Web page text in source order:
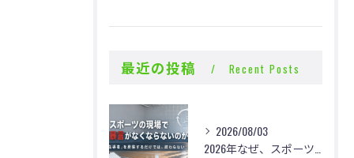
最近の投稿 Recent Posts
2026/08/03
2026年なぜ、スポーツの現場で体罰・暴言がなくならないのか？